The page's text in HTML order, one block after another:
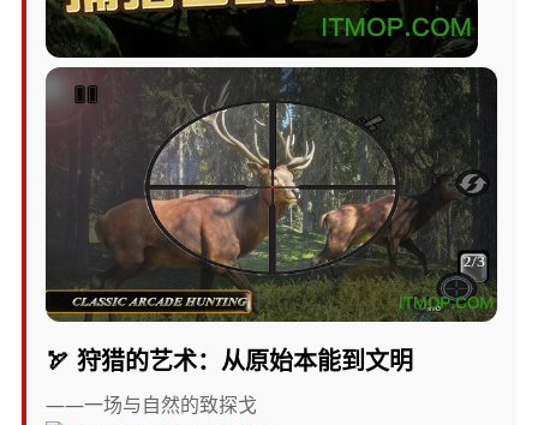
🏹 狩猎的艺术：从原始本能到文明
——一场与自然的致探戈